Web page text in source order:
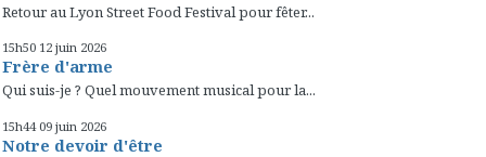
Retour au Lyon Street Food Festival pour fêter...
15h50 12 juin 2026
Frère d'arme
Qui suis-je ? Quel mouvement musical pour la...
15h44 09 juin 2026
Notre devoir d'être